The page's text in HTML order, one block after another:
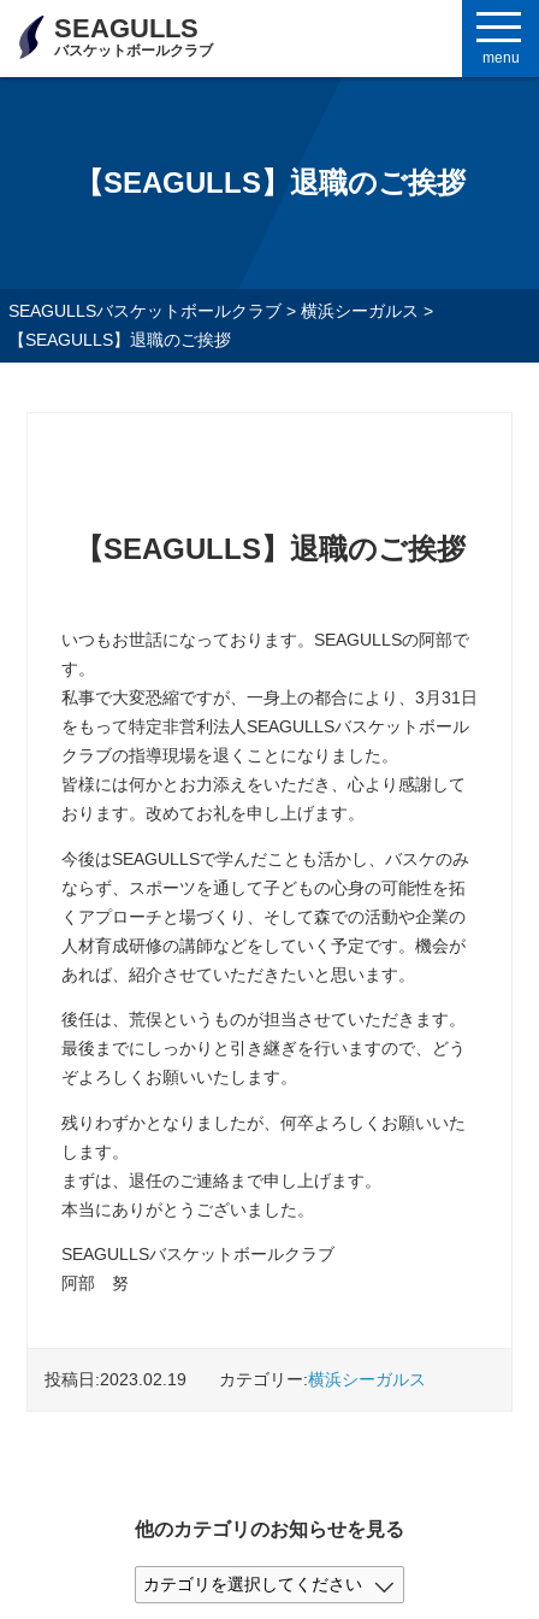
SEAGULLS
バスケットボールクラブ menu
【SEAGULLS】退職のご挨拶
SEAGULLSバスケットボールクラブ> 横浜シーガルス >
【SEAGULLS】退職のご挨拶
【SEAGULLS】退職のご挨拶
いつもお世話になっております。SEAGULLSの阿部で
す。
私事で大変恐縮ですが、一身上の都合により、3月31日
をもって特定非営利法人SEAGULLSバスケットボール
クラブの指導現場を退くことになりました。
皆様には何かとお力添えをいただき、心より感謝して
おります。改めてお礼を申し上げます。
今後はSEAGULLSで学んだことも活かし、バスケのみ
ならず、スポーツを通して子どもの心身の可能性を拓
くアプローチと場づくり、そして森での活動や企業の
人材育成研修の講師などをしていく予定です。機会が
あれば、紹介させていただきたいと思います。
後任は、荒俣というものが担当させていただきます。
最後までにしっかりと引き継ぎを行いますので、どう
ぞよろしくお願いいたします。
残りわずかとなりましたが、何卒よろしくお願いいた
します。
まずは、退任のご連絡まで申し上げます。
本当にありがとうございました。
SEAGULLSバスケットボールクラブ
阿部 努
投稿日:2023.02.19 カテゴリー:横浜シーガルス
他のカテゴリのお知らせを見る